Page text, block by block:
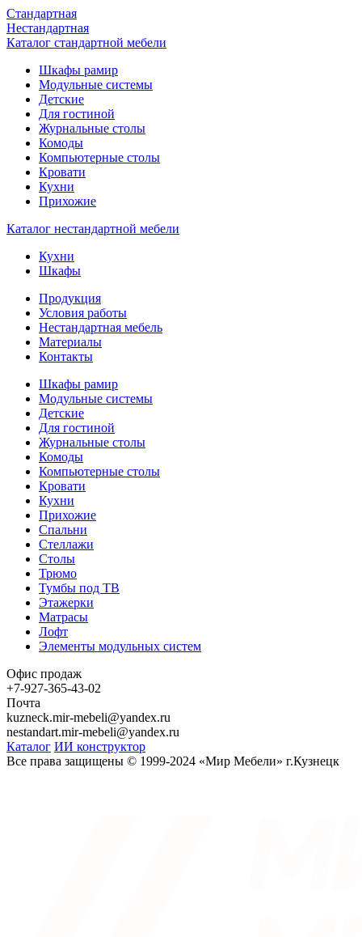
Стандартная
Нестандартная
Каталог стандартной мебели
Шкафы рамир
Модульные системы
Детские
Для гостиной
Журнальные столы
Комоды
Компьютерные столы
Кровати
Кухни
Прихожие
Каталог нестандартной мебели
Кухни
Шкафы
Продукция
Условия работы
Нестандартная мебель
Материалы
Контакты
Шкафы рамир
Модульные системы
Детские
Для гостиной
Журнальные столы
Комоды
Компьютерные столы
Кровати
Кухни
Прихожие
Спальни
Стеллажи
Столы
Трюмо
Тумбы под ТВ
Этажерки
Матрасы
Лофт
Элементы модульных систем
Офис продаж
+7-927-365-43-02
Почта
kuzneck.mir-mebeli@yandex.ru
nestandart.mir-mebeli@yandex.ru
Каталог ИИ конструктор
Все права защищены © 1999-2024 «Мир Мебели» г.Кузнецк